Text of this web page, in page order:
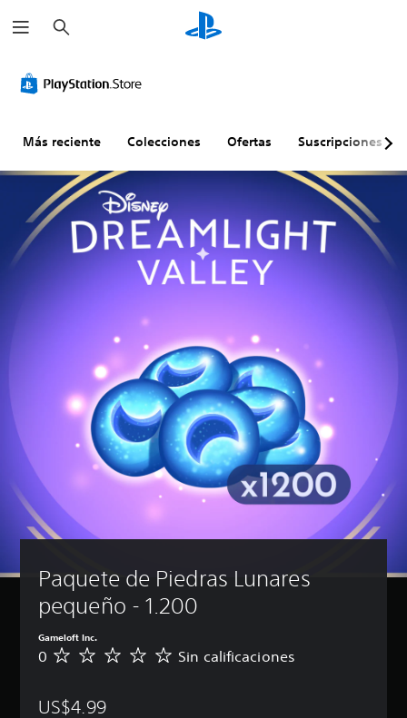
u
s
r
Más reciente Colecciones Ofertas Suscripciones
Paquete de Piedras Lunares
pequeño - 1.200
Gameloft Inc.
S
c
0 Sin calificaciones
US$4.99